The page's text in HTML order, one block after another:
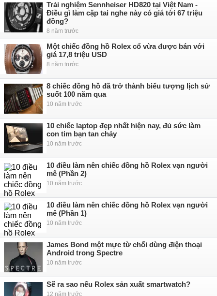
Trải nghiệm Sennheiser HD820 tại Việt Nam -
Điều gì làm cặp tai nghe này có giá tới 67 triệu
đồng?
8 năm trước
Một chiếc đồng hồ Rolex cổ vừa được bán với
giá 17,8 triệu USD
8 năm trước
8 chiếc đồng hồ đã trở thành biểu tượng lịch sử
suốt 100 năm qua
10 năm trước
10 chiếc laptop đẹp nhất hiện nay, đủ sức làm
con tim bạn tan chảy
10 năm trước
10 điều làm nên chiếc đồng hồ Rolex vạn người
mê (Phần 2)
10 năm trước
10 điều làm nên chiếc đồng hồ Rolex vạn người
mê (Phần 1)
10 năm trước
James Bond một mực từ chối dùng điện thoại
Android trong Spectre
10 năm trước
Sẽ ra sao nếu Rolex sản xuất smartwatch?
12 năm trước